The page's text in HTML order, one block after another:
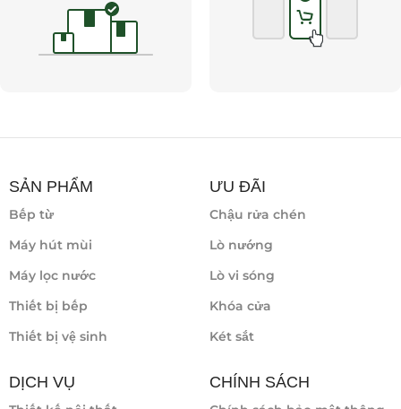
SẢN PHẨM
Bếp từ
Máy hút mùi
Máy lọc nước
Thiết bị bếp
Thiết bị vệ sinh
ƯU ĐÃI
Chậu rửa chén
Lò nướng
Lò vi sóng
Khóa cửa
Két sắt
DỊCH VỤ CHÍNH SÁCH